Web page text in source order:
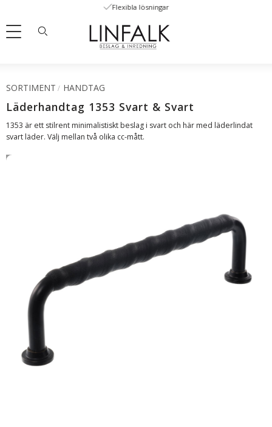
Meny
Flexibla lösningar
SORTIMENT HANDTAG
Läderhandtag 1353 Svart & Svart
1353 är ett stilrent minimalistiskt beslag i svart och här med läderlindat
svart läder. Välj mellan två olika cc-mått.